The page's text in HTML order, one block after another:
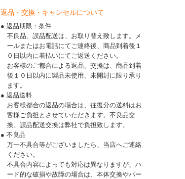
返品・交換・キャンセルについて
● 返品期限・条件
不良品、誤品配送は、お取り替え致します。メ
ールまたはお電話にてご連絡後、商品到着後１
０日以内に着払いにてご返送ください。
お客様のご都合による返品、交換は、商品到着
後１０日以内に製品未使用、未開封に限り承り
ます。
● 返品送料
お客様都合の返品の場合は、往復分の送料はお
客様ご負担とさせていただきます。不良品交
換、誤品配送交換は弊社で負担致します。
● 不良品
万一不具合等がございましたら、当店へご連絡
ください。
不具合内容によっても対応は異なりますが、ハ
ード的な破損や故障の場合は、本体交換やパー